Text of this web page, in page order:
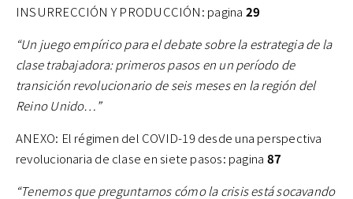
INSURRECCIÓN Y PRODUCCIÓN: pagina 29
“Un juego empírico para el debate sobre la estrategia de la
clase trabajadora: primeros pasos en un período de
transición revolucionario de seis meses en la región del
Reino Unido…”
ANEXO: El régimen del COVID-19 desde una perspectiva
revolucionaria de clase en siete pasos: pagina 87
“Tenemos que preguntarnos cómo la crisis está socavando